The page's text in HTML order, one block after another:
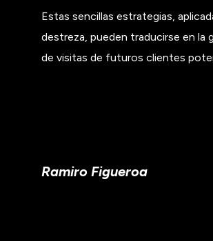
Estas sencillas estrategias,
destreza, pueden traducirse en la
de visitas de futuros clientes
Ramiro Figueroa